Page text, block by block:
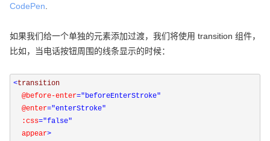
CodePen
如果我们给一个单独的元素添加过渡，我们将使用 transition 组件，
比如，当电话按钮周围的线条显示的时候：
<transition
@before-enter="beforeEnterStroke"
  @enter
="enterStroke"
  :css
="false"
  appear
>